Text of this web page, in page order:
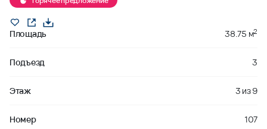
Площадь 38.75 м2
Подъезд 3
Этаж 3 из9
Номер 107